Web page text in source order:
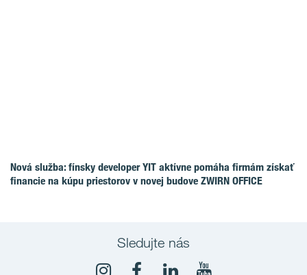
Nová služba: fínsky developer YIT aktívne pomáha firmám získať
financie na kúpu priestorov v novej budove ZWIRN OFFICE
Sledujte nás